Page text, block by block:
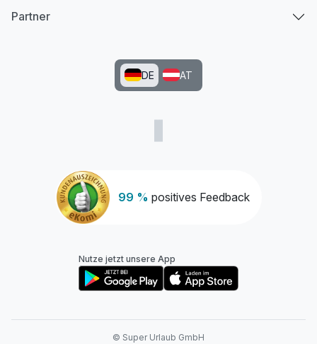
99 % positives Feedback
Partner
DE AT
Nutze jetzt unsere App
© Super Urlaub GmbH